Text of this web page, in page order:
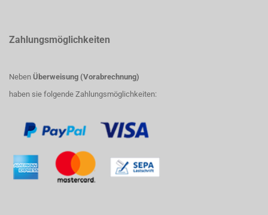
Zahlungsmöglichkeiten
Neben Überweisung (Vorabrechnung)
haben sie folgende Zahlungsmöglichkeiten: